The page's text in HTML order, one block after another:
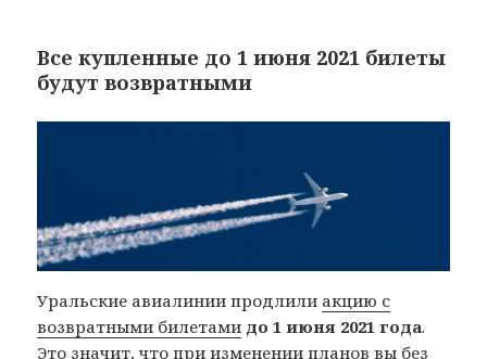
Все купленные до 1 июня 2021 билеты
будут возвратными
Уральские авиалинии продлили акцию с
возвратными билетами до 1 июня 2021 года.
Это значит, что при изменении планов вы без